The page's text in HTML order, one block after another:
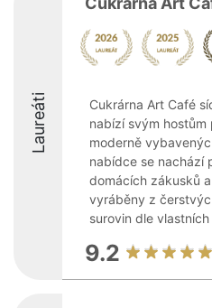
Laureáti
Cukrárna Art Café
nabízí svým hostům
moderně
nabídce se nachází
domácích zákusků
vyráběny z
surovin dle
9.2